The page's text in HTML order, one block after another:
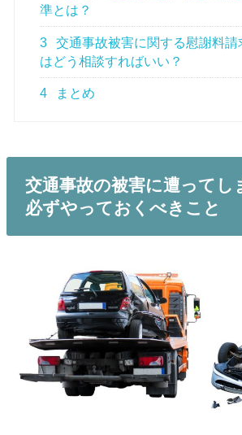
準とは？
3
交通事故被害に関する慰謝料請
はどう相談すればいい？
4 まとめ
交通事故の被害に遭ってし
必ずやっておくべきこと